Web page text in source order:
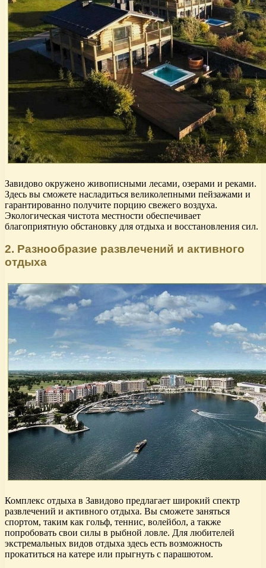
Завидово окружено живописными лесами, озерами и реками.
Здесь вы сможете насладиться великолепными пейзажами и
гарантированно получите порцию свежего воздуха.
Экологическая чистота местности обеспечивает
благоприятную обстановку для отдыха и восстановления сил.
2. Разнообразие развлечений и активного
отдыха
Комплекс отдыха в Завидово предлагает широкий спектр
развлечений и активного отдыха. Вы сможете заняться
спортом, таким как гольф, теннис, волейбол, а также
попробовать свои силы в рыбной ловле. Для любителей
экстремальных видов отдыха здесь есть возможность
прокатиться на катере или прыгнуть с парашютом.